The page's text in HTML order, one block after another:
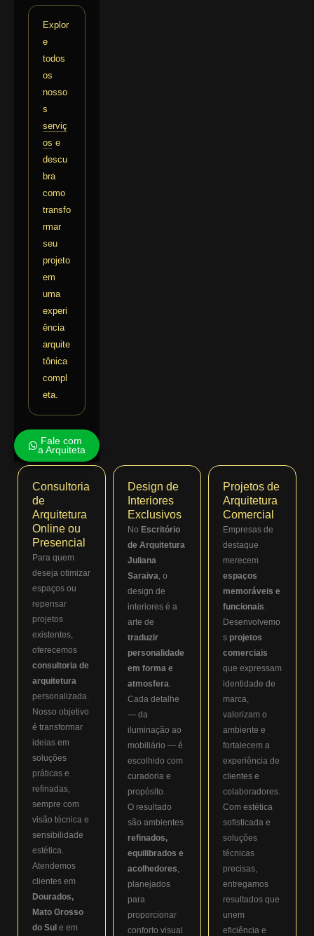
Explor
e
todos
os
nosso
s
serviç
os e
descu
bra
como
transfo
rmar
seu
projeto
em
uma
experi
ência
arquite
tônica
compl
eta.
Fale com
a Arquiteta
Consultoria
de
Arquitetura
Online ou
Presencial
Para quem
deseja otimizar
espaços ou
repensar
projetos
existentes,
oferecemos
consultoria de
arquitetura
personalizada.
Nosso objetivo
é transformar
ideias em
soluções
práticas e
refinadas,
sempre com
visão técnica e
sensibilidade
estética.
Atendemos
clientes em
Dourados,
Mato Grosso
do Sul e em
Design de
Interiores
Exclusivos
No Escritório
de Arquitetura
Juliana
Saraiva , o
design de
interiores é a
arte de
traduzir
personalidade
em forma e
atmosfera
Cada detalhe
— da
iluminação ao
mobiliário — é
escolhido com
curadoria e
propósito.
O resultado
são ambientes
refinados,
equilibrados e
acolhedores
planejados
para
proporcionar
conforto visual
Projetos de
Arquitetura
Comercial
Empresas de
destaque
merecem
espaços
memoráveis e
funcionais
Desenvolvemo
s projetos
comerciais
que expressam
identidade de
marca,
valorizam o
ambiente e
fortalecem a
experiência de
clientes e
colaboradores.
Com estética
sofisticada e
soluções
técnicas
precisas,
entregamos
resultados que
unem
eficiência e